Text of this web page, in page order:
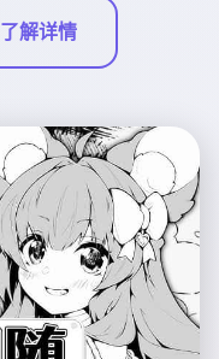
了解详情